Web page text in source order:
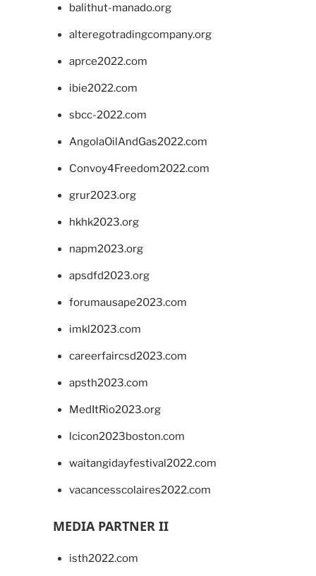
balithut-manado.org
alteregotradingcompany.org
aprce2022.com
ibie2022.com
sbcc-2022.com
AngolaOilAndGas2022.com
Convoy4Freedom2022.com
grur2023.org
hkhk2023.org
napm2023.org
apsdfd2023.org
forumausape2023.com
imkl2023.com
careerfaircsd2023.com
apsth2023.com
MedItRio2023.org
lcicon2023boston.com
waitangidayfestival2022.com
vacancesscolaires2022.com
MEDIA PARTNER II
isth2022.com